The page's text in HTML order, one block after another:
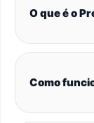
O que é o
Como